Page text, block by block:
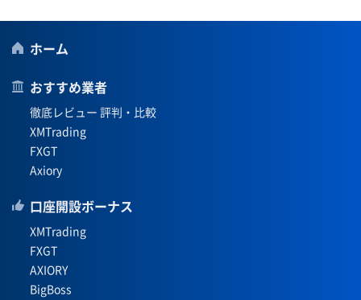
ホーム
おすすめ業者
徹底レビュー 評判・比較
XMTrading
FXGT
Axiory
口座開設ボーナス
XMTrading
FXGT
AXIORY
BigBoss